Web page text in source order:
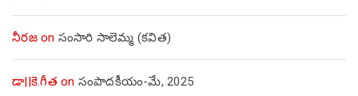
నీరజon సంసారి సాలెమ్మ (కవిత)
డా||కె.గీత on సంపాదకీయం-మే, 2025